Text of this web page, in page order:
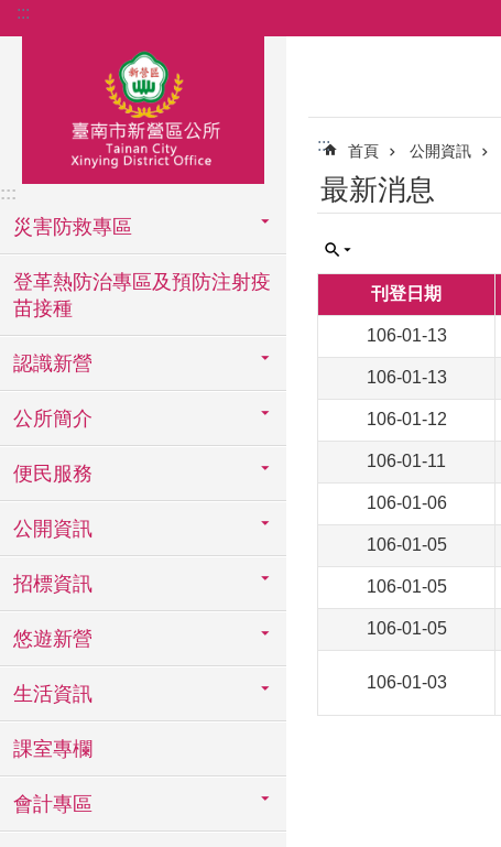
跳到主要內容區塊
:::
:::
災害防救專區
登革熱防治專區及預防注射疫
苗接種
認識新營
公所簡介
便民服務
公開資訊
招標資訊
悠遊新營
生活資訊
課室專欄
會計專區
::: 首頁 公開資訊
最新消息
刊登日期
106-01-13
106-01-13
106-01-12
106-01-11
106-01-06
106-01-05
106-01-05
106-01-05
106-01-03